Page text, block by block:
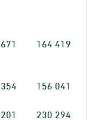
671 164 419
354 156 041
201 230 294